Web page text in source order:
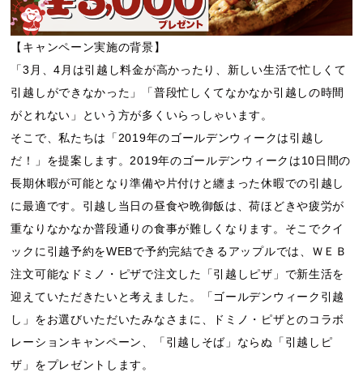
【キャンペーン実施の背景】
「3月、4月は引越し料金が高かったり、新しい生活で忙しくて
引越しができなかった」「普段忙しくてなかなか引越しの時間
がとれない」という方が多くいらっしゃいます。
そこで、私たちは「2019年のゴールデンウィークは引越し
だ！」を提案します。2019年のゴールデンウィークは10日間の
長期休暇が可能となり準備や片付けと纏まった休暇での引越し
に最適です。引越し当日の昼食や晩御飯は、荷ほどきや疲労が
重なりなかなか普段通りの食事が難しくなります。そこでクイ
ックに引越予約をWEBで予約完結できるアップルでは、ＷＥＢ
注文可能なドミノ・ピザで注文した「引越しピザ」で新生活を
迎えていただきたいと考えました。「ゴールデンウィーク引越
し」をお選びいただいたみなさまに、ドミノ・ピザとのコラボ
レーションキャンペーン、「引越しそば」ならぬ「引越しピ
ザ」をプレゼントします。